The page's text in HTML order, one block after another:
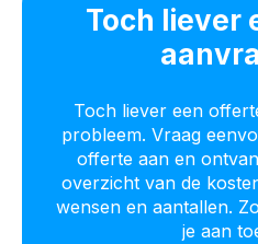
Toch liever
Toch liever een
probleem. Vraag
offerte aan en
overzicht van de
wensen en aantallen.
je aan